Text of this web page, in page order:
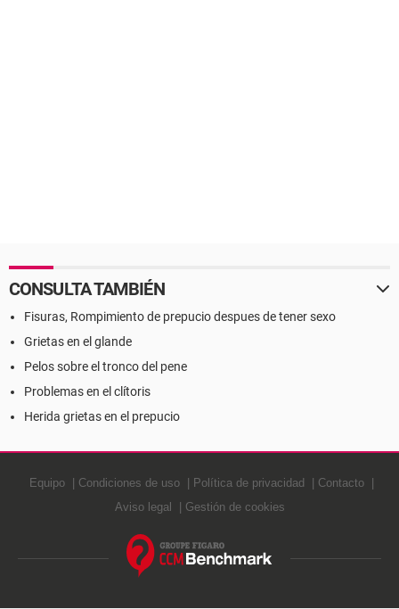
CONSULTA TAMBIÉN
Fisuras, Rompimiento de prepucio despues de tener sexo
Grietas en el glande
Pelos sobre el tronco del pene
Problemas en el clítoris
Herida grietas en el prepucio
Equipo Condiciones de uso Política de privacidad
Contacto
Aviso legal
Gestión de cookies